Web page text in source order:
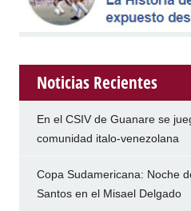
Noticias Recientes
En el CSIV de Guanare se
comunidad italo-venezolana
Copa Sudamericana: Noche
Santos en el Misael Delgado